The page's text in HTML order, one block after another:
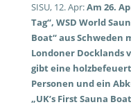
SISU, 12. Apr:Am 26.
Tag“, WSD World
Boat“ aus Schweden
Londoner Docklands
gibt eine
Personen und ein
„UK’s First Sauna